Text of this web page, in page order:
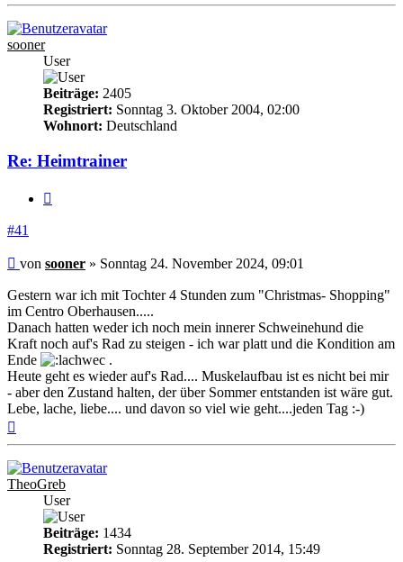
sooner
User
Beiträge: 2405
Registriert: Sonntag 3. Oktober 2004, 02:00
Wohnort: Deutschland
Re: Heimtrainer
#41
Beitrag
von sooner » Sonntag 24. November 2024, 09:01
Gestern war ich mit Tochter 4 Stunden zum "Christmas- Shopping"
im Centro Oberhausen.....
Danach hatten weder ich noch mein innerer Schweinehund die
Kraft noch auf's Rad zu steigen - ich war platt und die Kondition am
Ende
.
Heute geht es wieder auf's Rad.... Muskelaufbau ist es nicht bei mir
- aber den Zustand halten, der über Sommer entstanden ist wäre gut.
Lebe, lache, liebe.... und davon so viel wie geht....jeden Tag :-)
TheoGreb
User
Beiträge: 1434
Registriert: Sonntag 28. September 2014, 15:49